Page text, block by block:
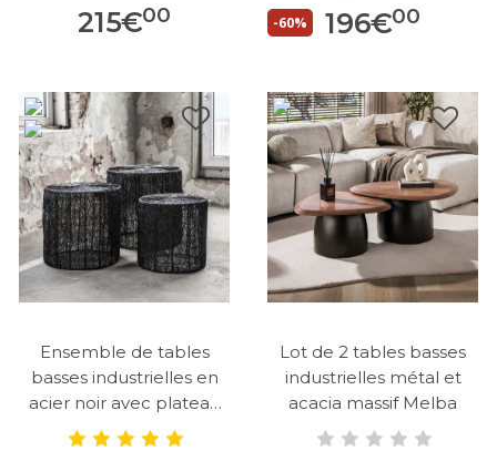
215€00 -60% 196€00
Ensemble de tables
basses industrielles en
acier noir avec plateau
rond...
Lot de 2 tables basses
industrielles métal et
acacia massif Melba